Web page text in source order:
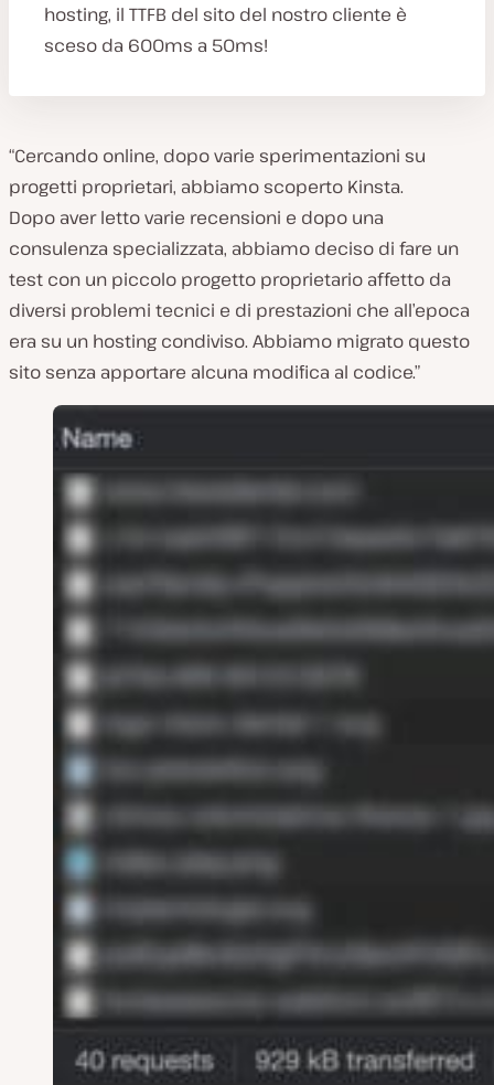
hosting, il TTFB del sito del nostro cliente è
sceso da 600ms a 50ms!
“Cercando online, dopo varie sperimentazioni su
progetti proprietari, abbiamo scoperto Kinsta.
Dopo aver letto varie recensioni e dopo una
consulenza specializzata, abbiamo deciso di fare un
test con un piccolo progetto proprietario affetto da
diversi problemi tecnici e di prestazioni che all’epoca
era su un hosting condiviso. Abbiamo migrato questo
sito senza apportare alcuna modifica al codice.”